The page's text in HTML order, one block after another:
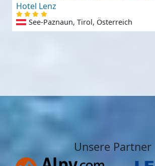
Hotel Lenz
See-Paznaun, Tirol, Österreich
Unsere Partner